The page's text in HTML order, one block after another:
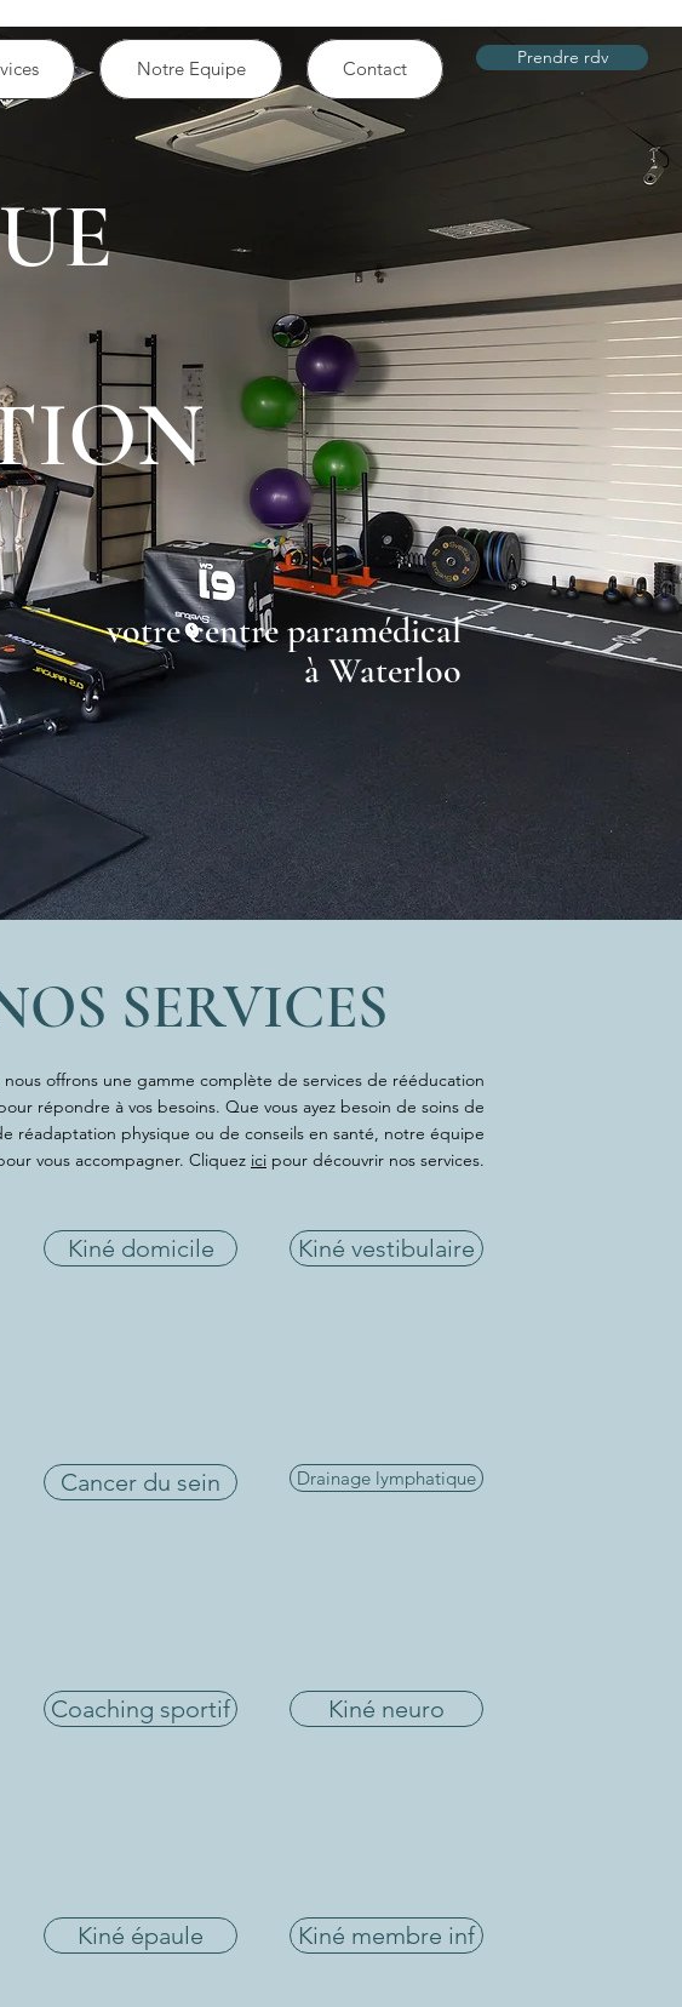
Notre Equipe Contact Prendre rdv
votre centre paramédical
à Waterloo
SERVICES
nous offrons une gamme complète de services de rééducation
répondre à vos besoins. Que vous ayez besoin de soins de
réadaptation physique ou de conseils en santé, notre équipe
vous accompagner. Cliquez ici pour découvrir nos services.
Kiné domicile Kiné vestibulaire
Cancer du sein
Coaching sportif
Drainage lymphatique
Kiné neuro
Kiné épaule Kiné membre inf